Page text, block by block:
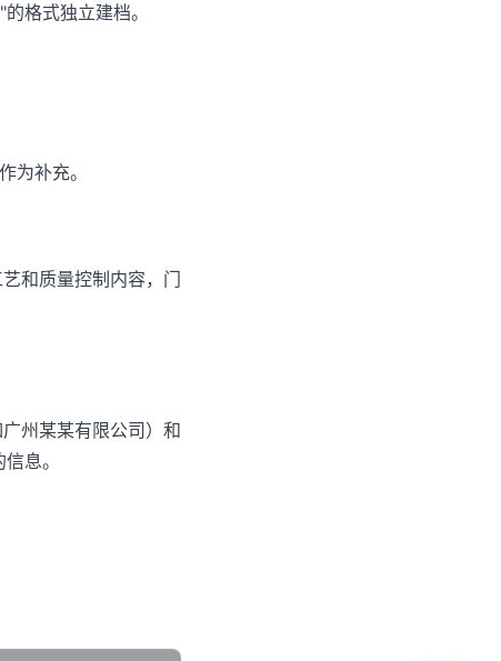
格式独立建档。
为补充。
和质量控制内容，门
州某某有限公司）和
息。